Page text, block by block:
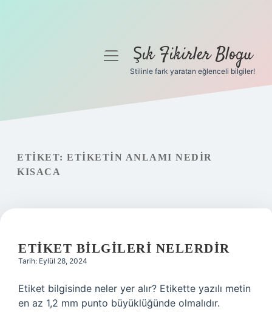
Gizlilik Politikası
Hakkımızda
menüyüŞık Fikirler Blogu
Stilinle fark yaratan eğlenceli bilgiler!
ETIKET: ETIKETIN ANLAMI NEDIR
KISACA
ETIKET BILGILERI NELERDIR
Tarih: Eylül 28, 2024
Etiket bilgisinde neler yer alır? Etikette yazılı metin
en az 1,2 mm punto büyüklüğünde olmalıdır.